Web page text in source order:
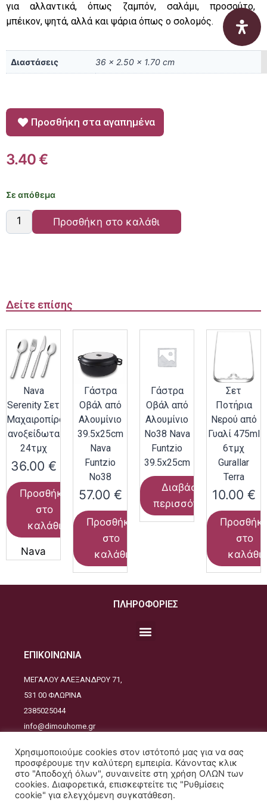
για αλλαντικά, όπως ζαμπόν, σαλάμι, προσούτο,
μπέικον, ψητά, αλλά και ψάρια όπως ο σολομός.
Διαστάσεις 36 × 2.50 × 1.70 cm
Προσθήκη στα αγαπημένα
3.40€
Σε απόθεμα
Προσθήκη στο καλάθι
Δείτε επίσης
Nava
Serenity Σετ
Μαχαιροπίρουνα
ανοξείδωτα
24τμχ
36.00 €
Προσθήκη
στο
καλάθι
Nava
Γάστρα
Οβάλ από
Αλουμίνιο
39.5x25cm
Nava
Funtzio
Νο38
57.00 €
Προσθήκη
στο
καλάθι
Γάστρα
Οβάλ από
Αλουμίνιο
Νο38 Nava
Funtzio
39.5x25cm
Διαβάστε
περισσότερα
Σετ
Ποτήρια
Νερού από
Γυαλί 475ml
6τμχ
Gurallar
Terra
10.00 €
στο
καλάθι
ΠΛΗΡΟΦΟΡΙΕΣ
ΕΠΙΚΟΙΝΩΝΙΑ
ΜΕΓΑΛΟΥ ΑΛΕΞΑΝΔΡΟΥ 71,
531 00 ΦΛΩΡΙΝΑ
2385025044
info@dimouhome.gr
Copyrights © 2021. All Rights Reserved - Design and developed by
Χρησιμοποιούμε cookies στον ιστότοπό μας για να σας
προσφέρουμε την καλύτερη εμπειρία. Κάνοντας κλικ
στο "Αποδοχή όλων", συναινείτε στη χρήση ΟΛΩΝ των
cookies. Διαφορετικά, επισκεφτείτε τις "Ρυθμίσεις
cookie" για ελεγχόμενη συγκατάθεση.